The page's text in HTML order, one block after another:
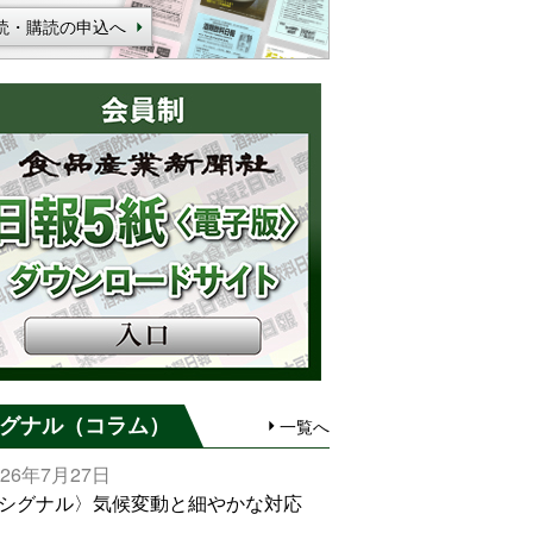
・購読の申込へ
ナル（コラム） 一覧へ
年7月27日
グナル〉気候変動と細やかな対応